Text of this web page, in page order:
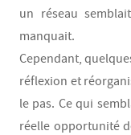
un réseau
manquait.
Cependant,
réflexion et
le pas. Ce qui
réelle opportunité